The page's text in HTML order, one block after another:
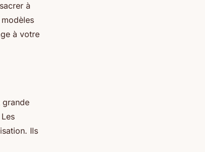
à
à votre
grande
Ils